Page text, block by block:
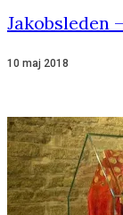
Jakobsleden
10 maj 2018